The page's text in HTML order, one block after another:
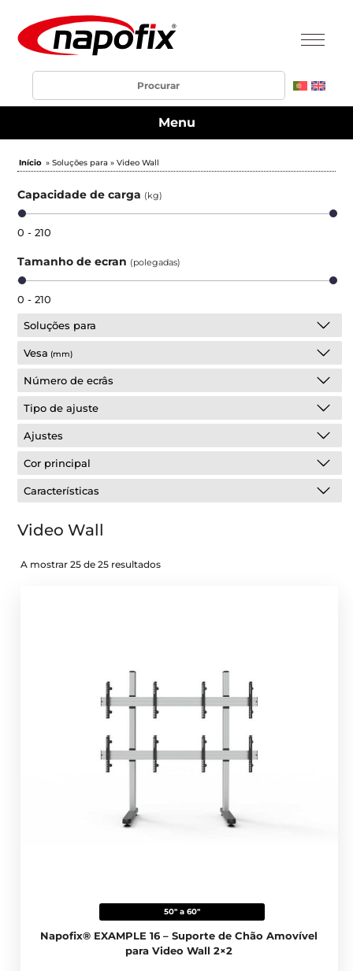
Menu
Início » Soluções para » Video Wall
Capacidade de carga (kg)
0 - 210
Tamanho de ecran (polegadas)
0 - 210
Soluções para
Vesa (mm)
Número de ecrâs
Tipo de ajuste
Ajustes
Cor principal
Características
Video Wall
A mostrar 25 de 25 resultados
50" a 60"
Napofix® EXAMPLE 16 – Suporte de Chão Amovível
para Video Wall 2×2